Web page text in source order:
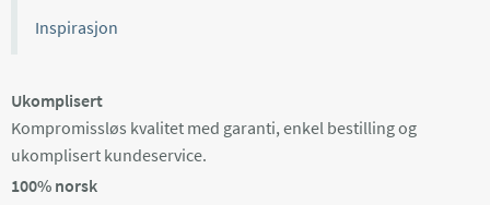
Inspirasjon
Ukomplisert
Kompromissløs kvalitet med garanti, enkel bestilling og
ukomplisert kundeservice.
100% norsk